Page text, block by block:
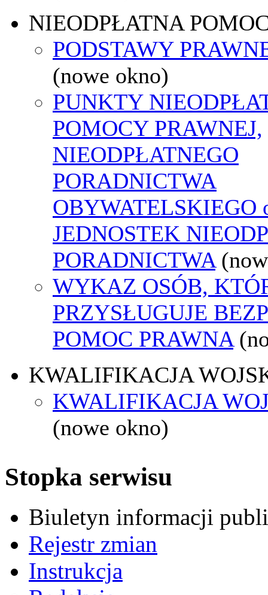
NIEODPŁATNA
PODSTAWY
(nowe okno)
PUNKTY
POMOCY PRAWNEJ,
NIEODPŁATNEGO
PORADNICTWA
OBYWATELSKIEGO
JEDNOSTEK
PORADNICTWA
WYKAZ OSÓB,
PRZYSŁUGUJE
POMOC PRAWNA
KWALIFIKACJA
KWALIFIKACJA
(nowe okno)
Stopka serwisu
Biuletyn informacji
Rejestr zmian
Instrukcja